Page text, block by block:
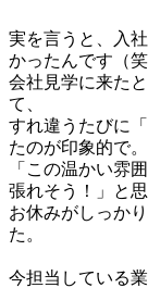
実を言うと、入
かったんです（笑
会社見学に来た
て、
すれ違うたびに
たのが印象的で。
「この温かい雰
張れそう！」と
お休みがしっか
た。
今担当している